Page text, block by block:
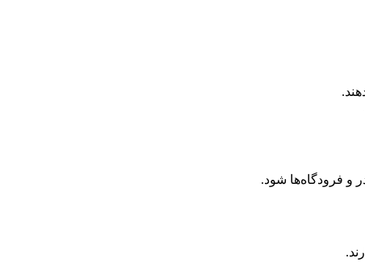
و فرودگاه‌ها شود.